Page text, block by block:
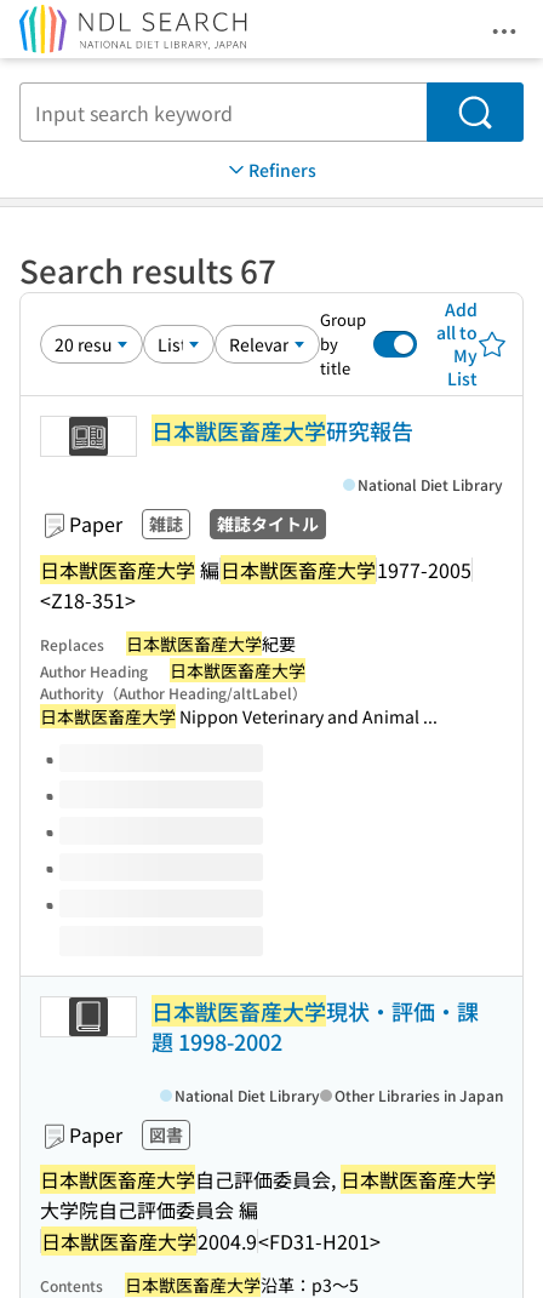
Search
Refiners
Search results 67
Group
by
title
Add
all to
My
List
日本獣医畜産大学研究報告
Paper 雑誌 雑誌タイトル
日本獣医畜産大学 編日本獣医畜産大学1977-2005
<Z18-351>
National Diet Library
Replaces 日本獣医畜産大学紀要
Author Heading 日本獣医畜産大学
Authority（Author Heading/altLabel）
日本獣医畜産大学 Nippon Veterinary and Animal ...
Volumes of this title
日本獣医畜産大学現状・評価・課
題 1998-2002
Paper 図書
日本獣医畜産大学自己評価委員会, 日本獣医畜産大学
大学院自己評価委員会 編
日本獣医畜産大学2004.9<FD31-H201>
National Diet Library Other Libraries in Japan
Contents 日本獣医畜産大学沿革：p3〜5